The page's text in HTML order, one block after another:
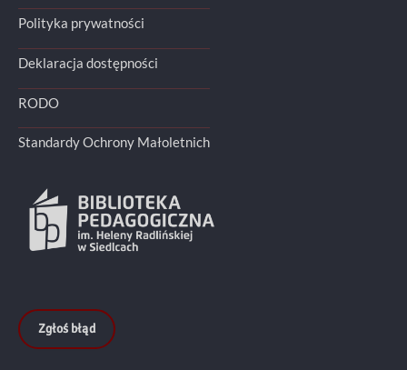
Polityka prywatności
Deklaracja dostępności
RODO
Standardy Ochrony Małoletnich
Zgłoś błąd